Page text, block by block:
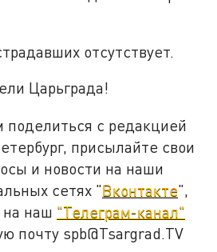
отсутствует.
Царьграда!
поделиться с редакцией
присылайте свои
и новости на наши
сетях "Вконтакте",
на наш "Телеграм-канал"
почту spb@Tsargrad.TV